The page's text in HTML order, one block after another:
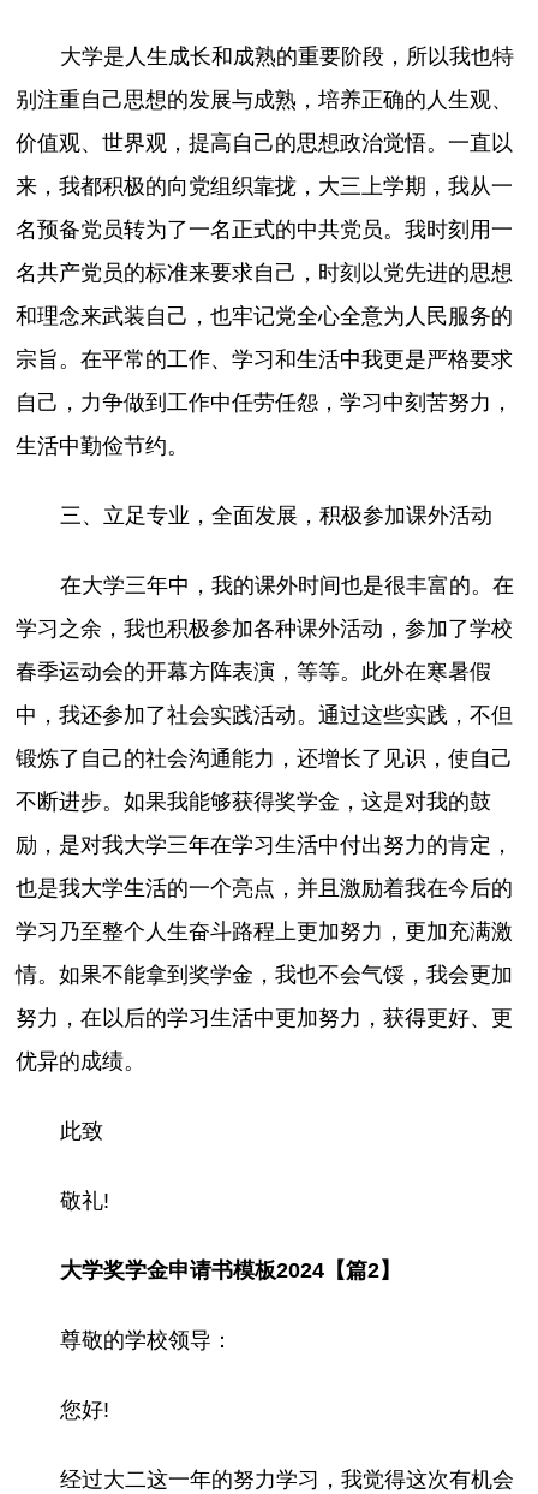
大学是人生成长和成熟的重要阶段，所以我也特
别注重自己思想的发展与成熟，培养正确的人生观、
价值观、世界观，提高自己的思想政治觉悟。一直以
来，我都积极的向党组织靠拢，大三上学期，我从一
名预备党员转为了一名正式的中共党员。我时刻用一
名共产党员的标准来要求自己，时刻以党先进的思想
和理念来武装自己，也牢记党全心全意为人民服务的
宗旨。在平常的工作、学习和生活中我更是严格要求
自己，力争做到工作中任劳任怨，学习中刻苦努力，
生活中勤俭节约。
三、立足专业，全面发展，积极参加课外活动
在大学三年中，我的课外时间也是很丰富的。在
学习之余，我也积极参加各种课外活动，参加了学校
春季运动会的开幕方阵表演，等等。此外在寒暑假
中，我还参加了社会实践活动。通过这些实践，不但
锻炼了自己的社会沟通能力，还增长了见识，使自己
不断进步。如果我能够获得奖学金，这是对我的鼓
励，是对我大学三年在学习生活中付出努力的肯定，
也是我大学生活的一个亮点，并且激励着我在今后的
学习乃至整个人生奋斗路程上更加努力，更加充满激
情。如果不能拿到奖学金，我也不会气馁，我会更加
努力，在以后的学习生活中更加努力，获得更好、更
优异的成绩。
此致
敬礼!
大学奖学金申请书模板2024【篇2】
尊敬的学校领导：
您好!
经过大二这一年的努力学习，我觉得这次有机会